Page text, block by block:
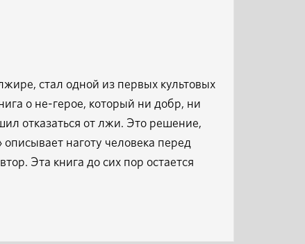
стал одной из первых культовых
о не-герое, который ни добр, ни
отказаться от лжи. Это решение,
наготу человека перед
Эта книга до сих пор остается